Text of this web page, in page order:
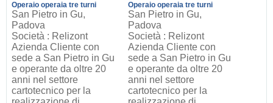
Operaio operaia tre turni
San Pietro in Gu,
Padova
Società : Relizont
Azienda Cliente con
sede a San Pietro in Gu
e operante da oltre 20
anni nel settore
cartotecnico per la
Operaio operaia tre turni
San Pietro in Gu,
Padova
Società : Relizont
Azienda Cliente con
sede a San Pietro in Gu
e operante da oltre 20
anni nel settore
cartotecnico per la